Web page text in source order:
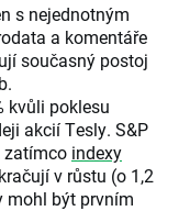
s nejednotným
a komentáře
současný postoj
kvůli poklesu
akcií Tesly. S&P
zatímco indexy
v růstu (o 1,2
mohl být prvním